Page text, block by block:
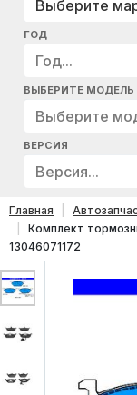
Выберите
ГОД
Год...
ВЫБЕРИТЕ МОДЕЛЬ
Выберите
ВЕРСИЯ
Версия...
Главная
Комплект
13046071172